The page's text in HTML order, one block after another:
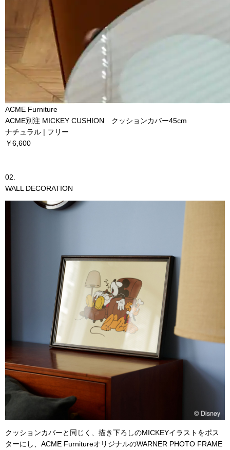
ACME Furniture
ACME別注 MICKEY CUSHION クッションカバー45cm
ナチュラル | フリー
￥6,600
02.
WALL DECORATION
クッションカバーと同じく、描き下ろしのMICKEYイラストをポス
ターにし、ACME FurnitureオリジナルのWARNER PHOTO FRAME